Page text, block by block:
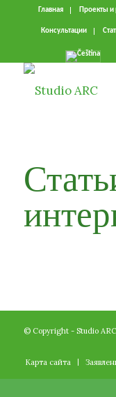
Главная Проекты и
Консультации
© Copyright - Studio
Карта сайта